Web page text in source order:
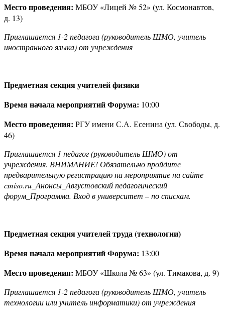
Место проведения: МБОУ «Лицей № 52» (ул. Космонавтов,
д. 13)
Приглашается 1-2 педагога (руководитель ШМО, учитель
иностранного языка) от учреждения
Предметная секция учителей физики
Время начала мероприятий Форума: 10:00
Место проведения: РГУ имени С.А. Есенина (ул. Свободы, д.
46)
Приглашается 1 педагог (руководитель ШМО) от
учреждения. ВНИМАНИЕ! Обязательно пройдите
предварительную регистрацию на мероприятие на сайте
cmiso.ru _Анонсы_Августовский педагогический
форум_Программа. Вход в университет – по спискам.
Предметная секция учителей труда (технологии)
Время начала мероприятий Форума: 13:00
Место проведения: МБОУ «Школа № 63» (ул. Тимакова, д. 9)
Приглашается 1-2 педагога (руководитель ШМО, учитель
технологии или учитель информатики) от учреждения